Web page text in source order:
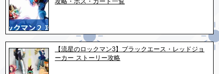
【流星のロックマン3】ブラックエース・レッドジョ
ーカー ストーリー攻略